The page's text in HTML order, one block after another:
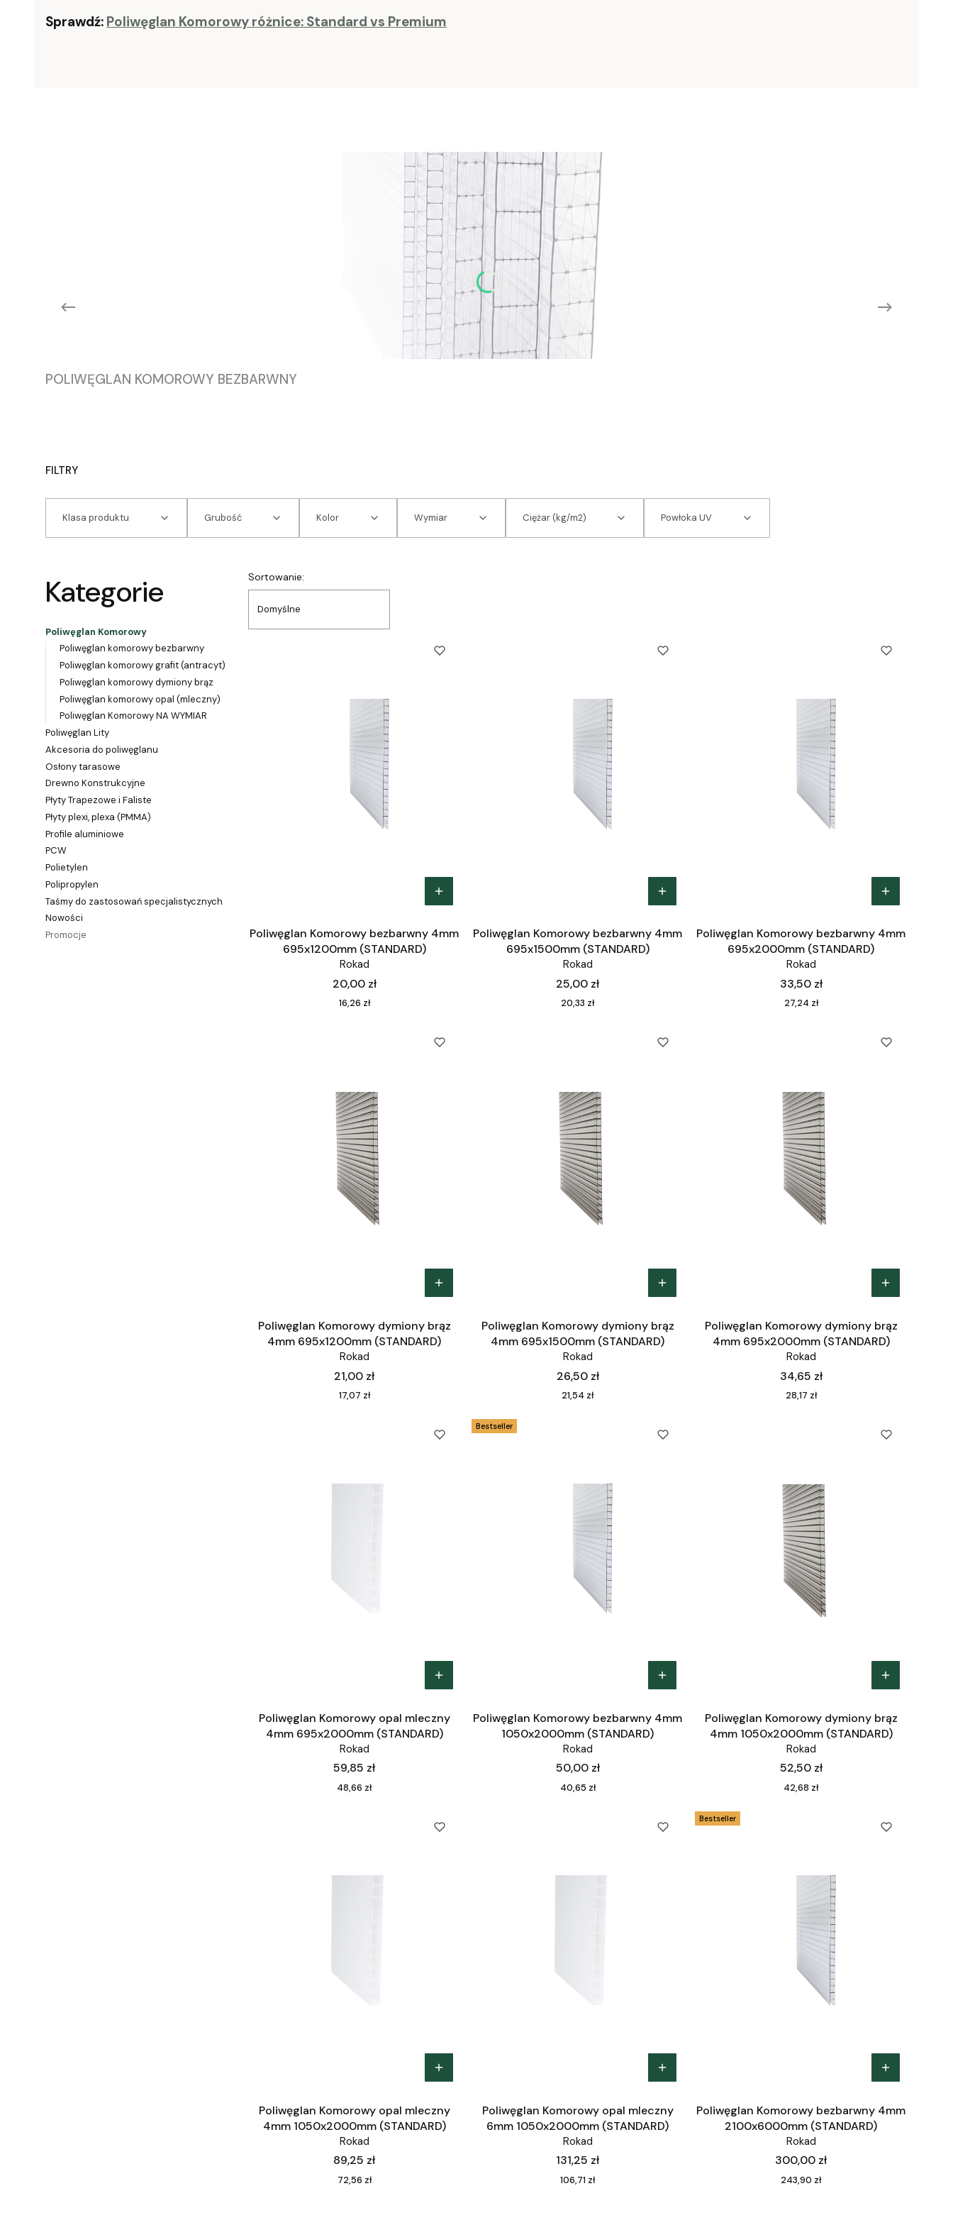
Sprawdź: Poliwęglan Komorowy różnice: Standard vs Premium
POLIWĘGLAN KOMOROWY BEZBARWNY
FILTRY
Klasa produktu Grubość Kolor Wymiar Ciężar (kg/m2) Powłoka UV
Kategorie
Poliwęglan Komorowy
Poliwęglan komorowy bezbarwny
Poliwęglan komorowy grafit (antracyt)
Poliwęglan komorowy dymiony brąz
Poliwęglan komorowy opal (mleczny)
Poliwęglan Komorowy NA WYMIAR
Poliwęglan Lity
Akcesoria do poliwęglanu
Osłony tarasowe
Drewno Konstrukcyjne
Płyty Trapezowe i Faliste
Płyty plexi, plexa (PMMA)
Profile aluminiowe
PCW
Polietylen
Polipropylen
Taśmy do zastosowań specjalistycznych
Nowości
Promocje
Lista produktów
Sortowanie:
Domyślne
Poliwęglan Komorowy bezbarwny 4mm
695x1200mm (STANDARD)
Rokad
Cena
20,00 zł
Cena
16,26 zł
Poliwęglan Komorowy bezbarwny 4mm
695x1500mm (STANDARD)
Rokad
Cena
25,00 zł
Cena
20,33 zł
Poliwęglan Komorowy bezbarwny 4mm
695x2000mm (STANDARD)
Rokad
Cena
33,50 zł
Cena
27,24 zł
Poliwęglan Komorowy dymiony brąz
4mm 695x1200mm (STANDARD)
Rokad
Cena
21,00 zł
Cena
17,07 zł
Poliwęglan Komorowy dymiony brąz
4mm 695x1500mm (STANDARD)
Rokad
Cena
26,50 zł
Cena
21,54 zł
Poliwęglan Komorowy dymiony brąz
4mm 695x2000mm (STANDARD)
Rokad
Cena
34,65 zł
Cena
28,17 zł
Poliwęglan Komorowy opal mleczny
4mm 695x2000mm (STANDARD)
Rokad
Cena
59,85 zł
Cena
48,66 zł
Bestseller
Poliwęglan Komorowy bezbarwny 4mm
1050x2000mm (STANDARD)
Rokad
Cena
50,00 zł
Cena
40,65 zł
Poliwęglan Komorowy dymiony brąz
4mm 1050x2000mm (STANDARD)
Rokad
Cena
52,50 zł
Cena
42,68 zł
Poliwęglan Komorowy opal mleczny
4mm 1050x2000mm (STANDARD)
Rokad
Cena
89,25 zł
Cena
72,56 zł
Poliwęglan Komorowy opal mleczny
6mm 1050x2000mm (STANDARD)
Rokad
Cena
131,25 zł
Cena
106,71 zł
Bestseller
Poliwęglan Komorowy bezbarwny 4mm
2100x6000mm (STANDARD)
Rokad
Cena
300,00 zł
Cena
243,90 zł